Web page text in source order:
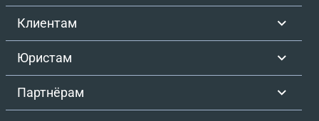
Клиентам
Юристам
Партнёрам